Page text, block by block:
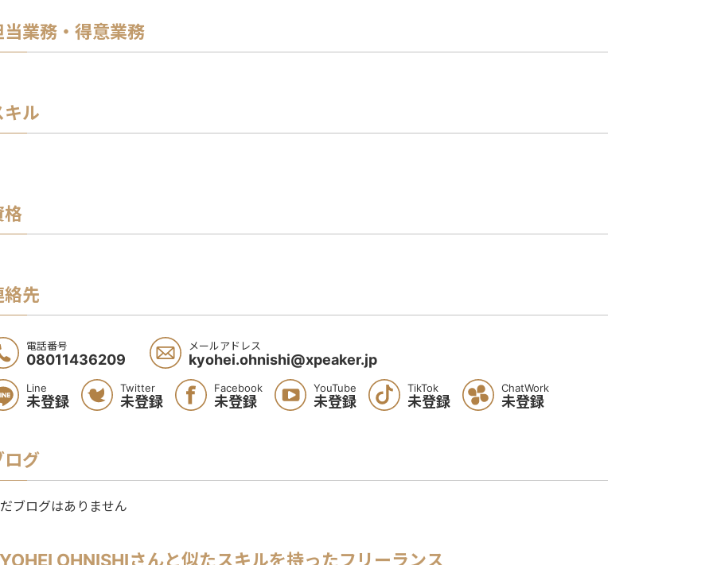
当業務・得意業務
キル
格
絡先
電話番号
08011436209
メールアドレス
kyohei.ohnishi@xpeaker.jp
Line
未登録
Twitter
未登録
Facebook
未登録
YouTube
未登録
TikTok
未登録
ChatWork
未登録
ログ
ブログはありません
OHNISHIさんと似たスキルを持ったフリーランス